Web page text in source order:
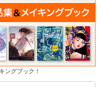
ングブック！